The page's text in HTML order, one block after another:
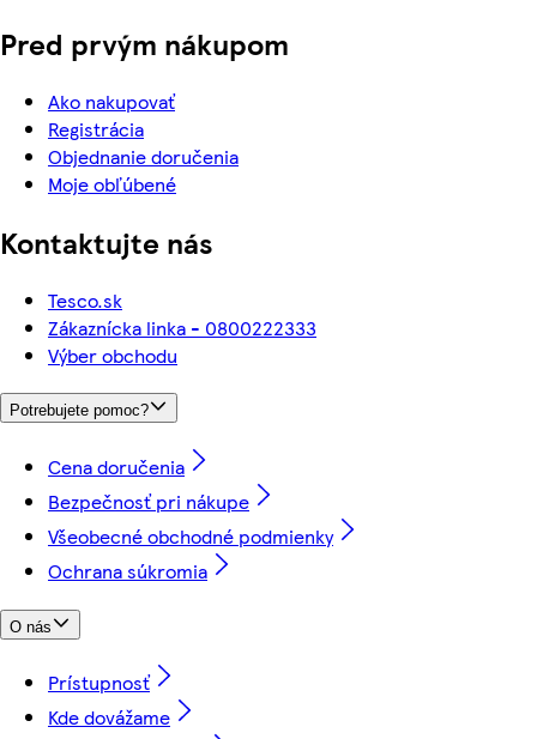
Pred prvým nákupom
Ako nakupovať
Registrácia
Objednanie doručenia
Moje obľúbené
Kontaktujte nás
Tesco.sk
Zákaznícka linka - 0800222333
Výber obchodu
Potrebujete pomoc?
Cena doručenia
Bezpečnosť pri nákupe
Všeobecné obchodné podmienky
Ochrana súkromia
O nás
Prístupnosť
Kde dovážame